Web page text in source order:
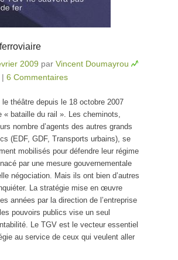
2009 par Vincent Doumayrou
| 6 Commentaires
le théâtre depuis le 18 octobre 2007
« bataille du rail ». Les cheminots,
nombre d’agents des autres grands
(EDF, GDF, Transports urbains), se
mobilisés pour défendre leur régime
par une mesure gouvernementale
négociation. Mais ils ont bien d’autres
La stratégie mise en œuvre
années par la direction de l’entreprise
pouvoirs publics vise un seul
Le TGV est le vecteur essentiel
au service de ceux qui veulent aller